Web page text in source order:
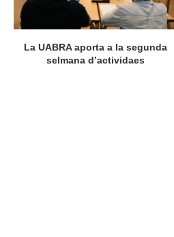
La UABRA aporta a la segunda
selmana d’actividaes